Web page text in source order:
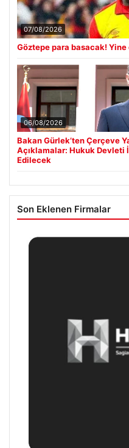
07/08/2026
Göztepe para basacak! Yine
06/08/2026
Bakan Gürlek’ten Çerçeve
Açıklamalar: Hukuk
Edilecek
Son Eklenen Firmalar